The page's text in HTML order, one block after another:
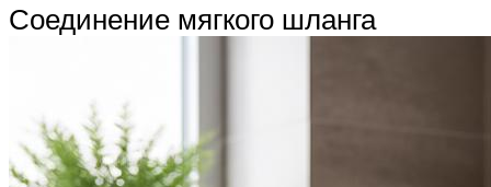
Соединение мягкого шланга